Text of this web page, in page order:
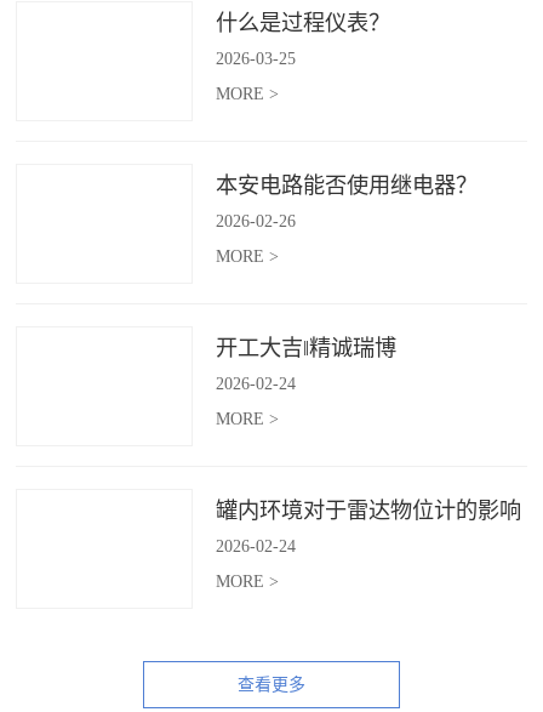
什么是过程仪表？
2026-03-25
MORE >
本安电路能否使用继电器？
2026-02-26
MORE >
开工大吉‖精诚瑞博
2026-02-24
MORE >
罐内环境对于雷达物位计的影响
2026-02-24
MORE >
查看更多